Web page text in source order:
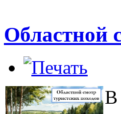
Областной
В